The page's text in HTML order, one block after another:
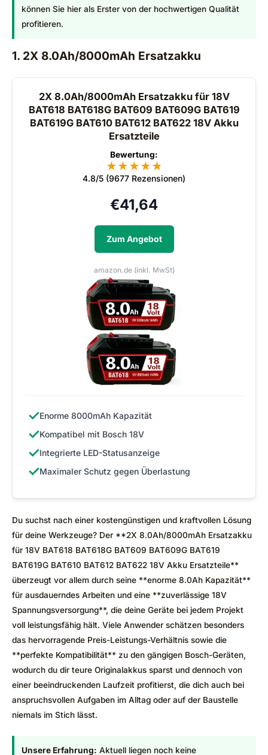
können Sie hier als Erster von der hochwertigen Qualität
profitieren.
1. 2X 8.0Ah/8000mAh Ersatzakku
2X 8.0Ah/8000mAh Ersatzakku für 18V
BAT618 BAT618G BAT609 BAT609G BAT619
BAT619G BAT610 BAT612 BAT622 18V Akku
Ersatzteile
Bewertung:
★★★★★
★
4.8/5 (9677 Rezensionen)
€41,64
Zum Angebot
amazon.de (inkl. MwSt)
✓Enorme 8000mAh Kapazität
✓Kompatibel mit Bosch 18V
✓Integrierte LED-Statusanzeige
✓Maximaler Schutz gegen Überlastung
Du suchst nach einer kostengünstigen und kraftvollen Lösung
für deine Werkzeuge? Der **2X 8.0Ah/8000mAh Ersatzakku
für 18V BAT618 BAT618G BAT609 BAT609G BAT619
BAT619G BAT610 BAT612 BAT622 18V Akku Ersatzteile**
überzeugt vor allem durch seine **enorme 8.0Ah Kapazität**
für ausdauerndes Arbeiten und eine **zuverlässige 18V
Spannungsversorgung**, die deine Geräte bei jedem Projekt
voll leistungsfähig hält. Viele Anwender schätzen besonders
das hervorragende Preis-Leistungs-Verhältnis sowie die
**perfekte Kompatibilität** zu den gängigen Bosch-Geräten,
wodurch du dir teure Originalakkus sparst und dennoch von
einer beeindruckenden Laufzeit profitierst, die dich auch bei
anspruchsvollen Aufgaben im Alltag oder auf der Baustelle
niemals im Stich lässt.
Unsere Erfahrung: Aktuell liegen noch keine